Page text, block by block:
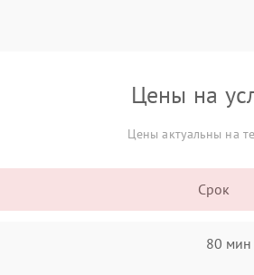
Цены на
Цены актуальны на
Срок
80 мин